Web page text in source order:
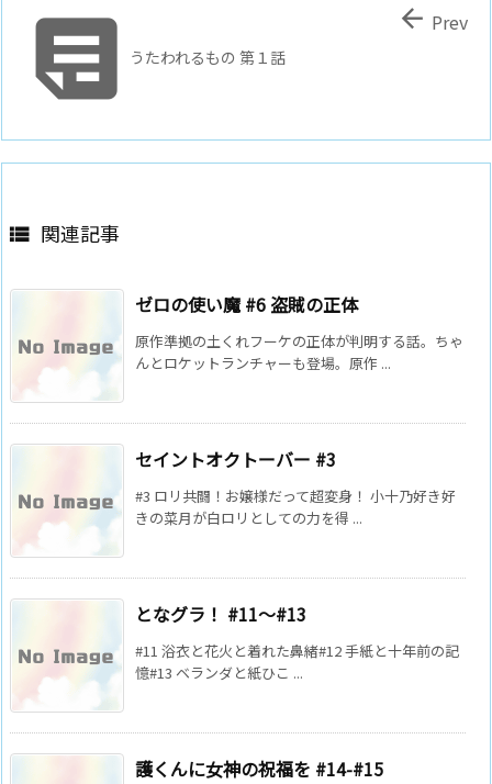
 うたわれるもの 第１話
 Prev
 関連記事
ゼロの使い魔 #6 盗賊の正体
原作準拠の土くれフーケの正体が判明する話。ちゃ
んとロケットランチャーも登場。原作 ...
セイントオクトーバー #3
#3 ロリ共闘！お嬢様だって超変身！ 小十乃好き好
きの菜月が白ロリとしての力を得 ...
となグラ！ #11～#13
#11 浴衣と花火と着れた鼻緒#12 手紙と十年前の記
憶#13 ベランダと紙ひこ ...
護くんに女神の祝福を #14-#15